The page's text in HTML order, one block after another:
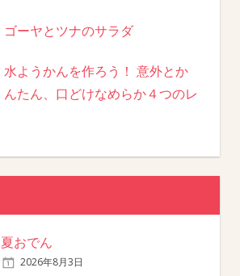
ゴーヤとツナのサラダ
水ようかんを作ろう！ 意外とか
んたん、口どけなめらか４つのレ
夏おでん
2026年8月3日